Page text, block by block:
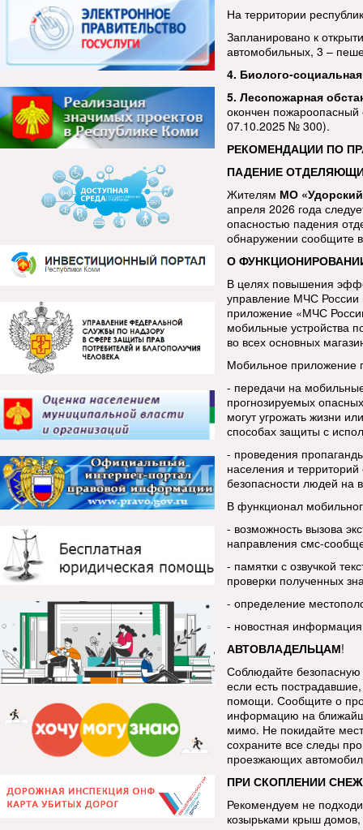
На территории
Запланировано к
автомобильных, 3 –
4. Биолого-
5. Лесопожарная
окончен пожароопасный
07.10.2025 № 300).
РЕКОМЕНДАЦИИ ПО
ПАДЕНИЕ
Жителям МО
апреля 2026 года
опасностью падения
обнаружении сообщите
О
В целях повышения
управление МЧС России
приложение «МЧС
мобильные устройства
во всех основных
Мобильное приложение
- передачи на
прогнозируемых
могут угрожать жизни
способах защиты с
- проведения
населения и
безопасности людей на
В функционал
- возможность вызова
направления смс-
- памятки с озвучкой
проверки полученных
- определение
- новостная
АВТОВЛАДЕЛЬЦАМ!
Соблюдайте
если есть
помощи. Сообщите о
информацию на
мимо. Не покидайте
сохраните все следы
проезжающих
ПРИ СКОПЛЕНИИ
Рекомендуем не
козырьками крыш домов,